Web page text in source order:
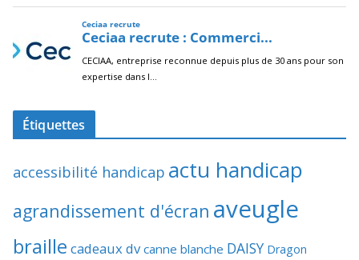
Étiquettes
accessibilité handicap actu handicap
agrandissement d'écran aveugle
braille cadeaux dv canne blanche DAISY Dragon